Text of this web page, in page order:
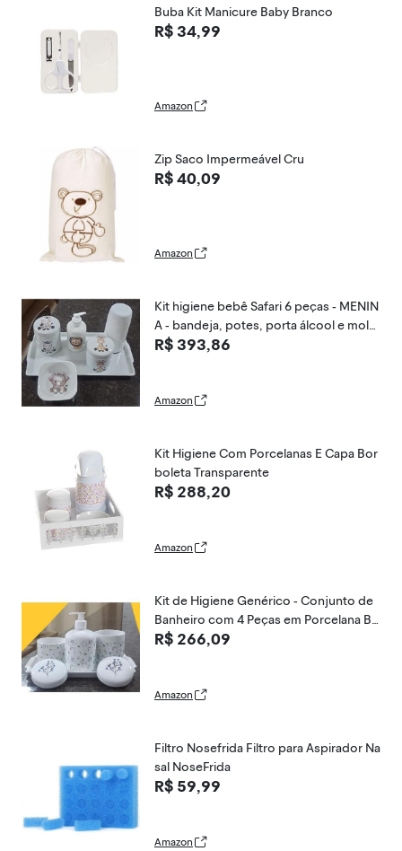
Buba Kit Manicure Baby Branco
R$ 34,99
Amazon
Zip Saco Impermeável Cru
R$ 40,09
Amazon
Kit higiene bebê Safari 6 peças - MENIN
A - bandeja, potes, porta álcool e molh
adeira - Peças Porcelana Tampas Pinus
R$ 393,86
Amazon
Kit Higiene Com Porcelanas E Capa Bor
boleta Transparente
R$ 288,20
Amazon
Kit de Higiene Genérico - Conjunto de
Banheiro com 4 Peças em Porcelana Bri
lhante, Multi-colored, Estilo Arábico - B
R$ 266,09
Amazon
Filtro Nosefrida Filtro para Aspirador Na
sal NoseFrida
R$ 59,99
Amazon